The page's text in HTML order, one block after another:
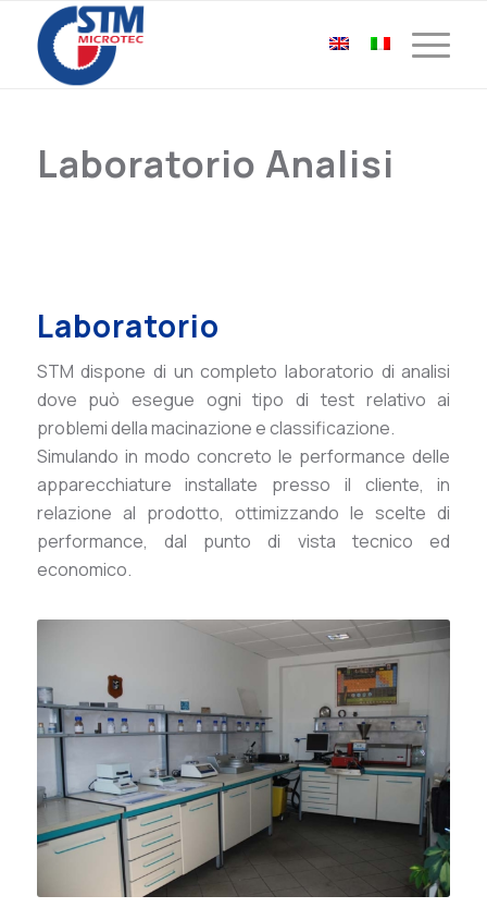
Laboratorio Analisi
Laboratorio
STM dispone di un completo laboratorio di analisi
dove può esegue ogni tipo di test relativo ai
problemi della macinazione e classificazione.
Simulando in modo concreto le performance delle
apparecchiature installate presso il cliente, in
relazione al prodotto, ottimizzando le scelte di
performance, dal punto di vista tecnico ed
economico.